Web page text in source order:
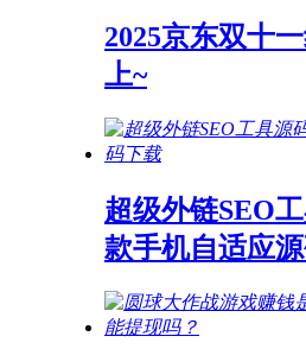
2025京东双十
上~
超级外链SEO
款手机自适应